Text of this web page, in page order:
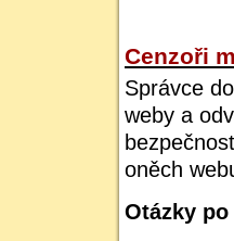
Cenzoři
Správce
weby a
oněch
Otázky